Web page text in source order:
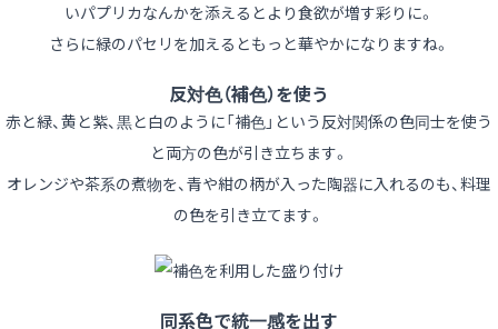
いパプリカなんかを添えるとより食欲が増す彩りに。
さらに緑のパセリを加えるともっと華やかになりますね。
反対色（補色）を使う
赤と緑、黄と紫、黒と白のように「補色」という反対関係の色同士を使う
と両方の色が引き立ちます。
オレンジや茶系の煮物を、青や紺の柄が入った陶器に入れるのも、料理
の色を引き立てます。
同系色で統一感を出す